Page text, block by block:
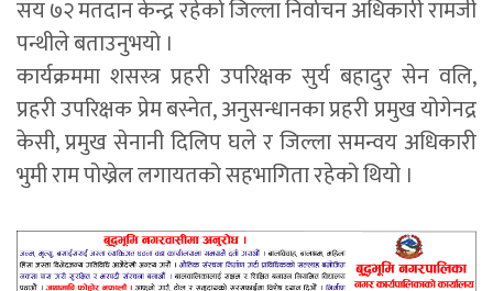
सय ७२ मतदान केन्द्र रहेको जिल्ला निर्वाचन अधिकारी रामजी
पन्थीले बताउनुभयो ।
कार्यक्रममा शसस्त्र प्रहरी उपरिक्षक सुर्य बहादुर सेन वलि,
प्रहरी उपरिक्षक प्रेम बस्नेत, अनुसन्धानका प्रहरी प्रमुख योगेनद्र
केसी, प्रमुख सेनानी दिलिप घले र जिल्ला समन्वय अधिकारी
भुमी राम पोख्रेल लगायतको सहभागिता रहेको थियो ।